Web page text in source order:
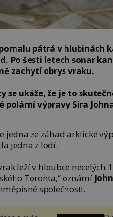
pátrá v hlubinách
Po šesti letech sonar
zachytí obrys vraku.
se ukáže, že je to
polární výpravy Sira
jedna ze záhad arktické
jedna z lodí.
leží v hloubce necelých
Toronta,“ oznámí
společnosti.